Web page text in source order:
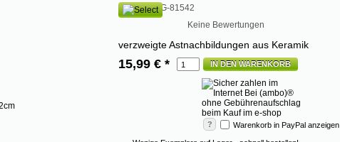
Art. Nr.: HAG-81542
Keine Bewertungen
verzweigte Astnachbildungen aus Keramik
15,99 € * IN DEN WARENKORB
? Warenkorb in PayPal anzeigen